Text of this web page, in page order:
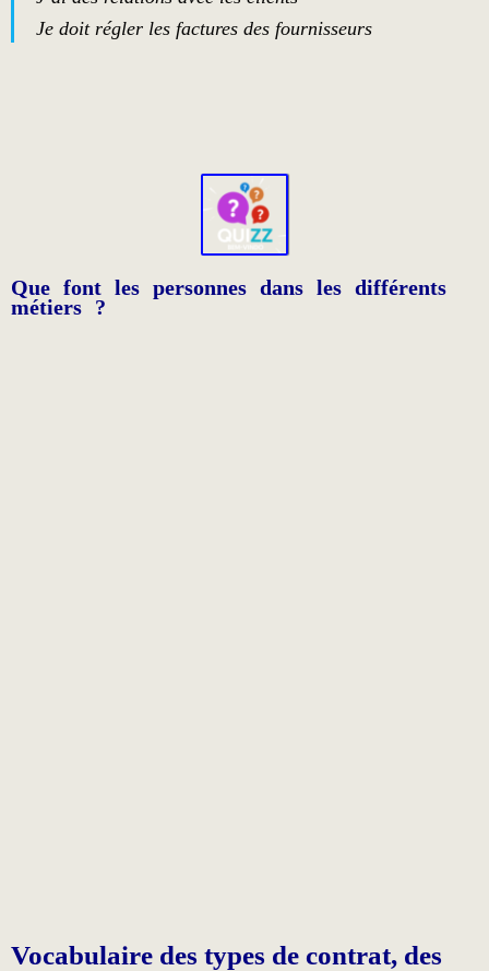
Je doit régler les factures des fournisseurs
Que font les personnes dans les différents
métiers ?
Vocabulaire des types de contrat, des